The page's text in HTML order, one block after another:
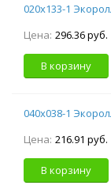
020х133-1
Цена: 296.36 руб.
В корзину
040х038-1
Цена: 216.91 руб.
В корзину